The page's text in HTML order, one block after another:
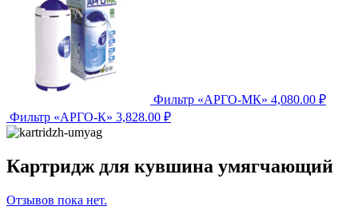
Фильтр «АРГО-МК» 4,080.00 ₽
Фильтр «АРГО-К» 3,828.00 ₽
Картридж для кувшина умягчающий
Отзывов пока нет.